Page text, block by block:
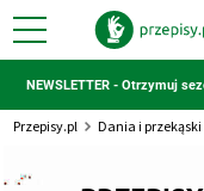
NEWSLETTER - Otrzymuj
Przepisy.pl Dania i przekąski